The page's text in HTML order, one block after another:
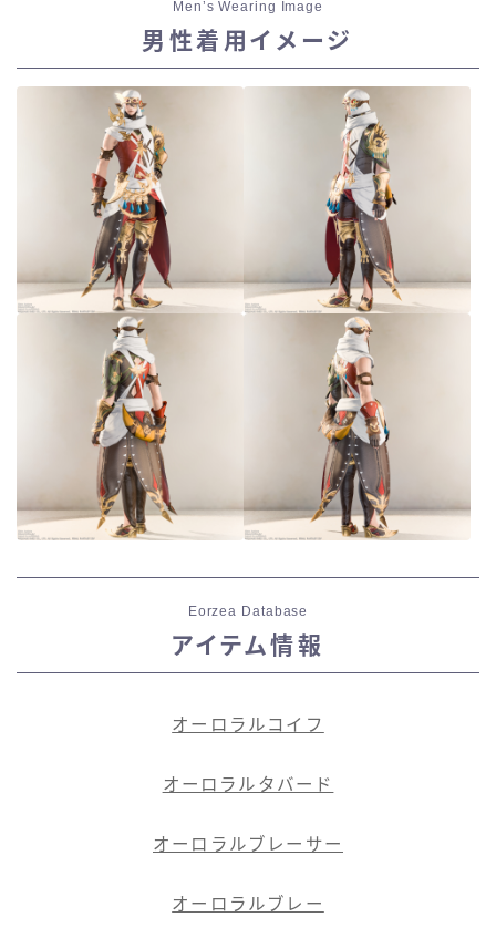
Men’s Wearing Image
男性着用イメージ
Eorzea Database
アイテム情報
オーロラルコイフ
オーロラルタバード
オーロラルブレーサー
オーロラルブレー